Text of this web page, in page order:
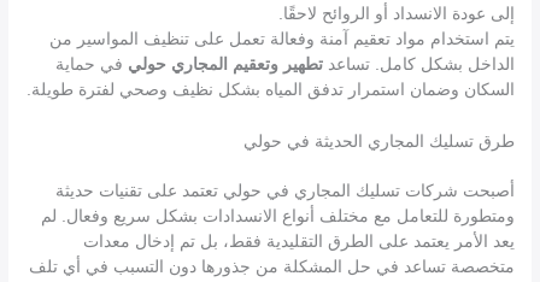
إلى عودة الانسداد أو الروائح لاحقًا.
يتم استخدام مواد تعقيم آمنة وفعالة تعمل على تنظيف المواسير من
الداخل بشكل كامل. تساعدتطهير وتعقيم المجاري حولي في حماية
السكان وضمان استمرار تدفق المياه بشكل نظيف وصحي لفترة طويلة.
طرق تسليك المجاري الحديثة في حولي
أصبحت شركات تسليك المجاري في حولي تعتمد على تقنيات حديثة
ومتطورة للتعامل مع مختلف أنواع الانسدادات بشكل سريع وفعال. لم
يعد الأمر يعتمد على الطرق التقليدية فقط، بل تم إدخال معدات
متخصصة تساعد في حل المشكلة من جذورها دون التسبب في أي تلف